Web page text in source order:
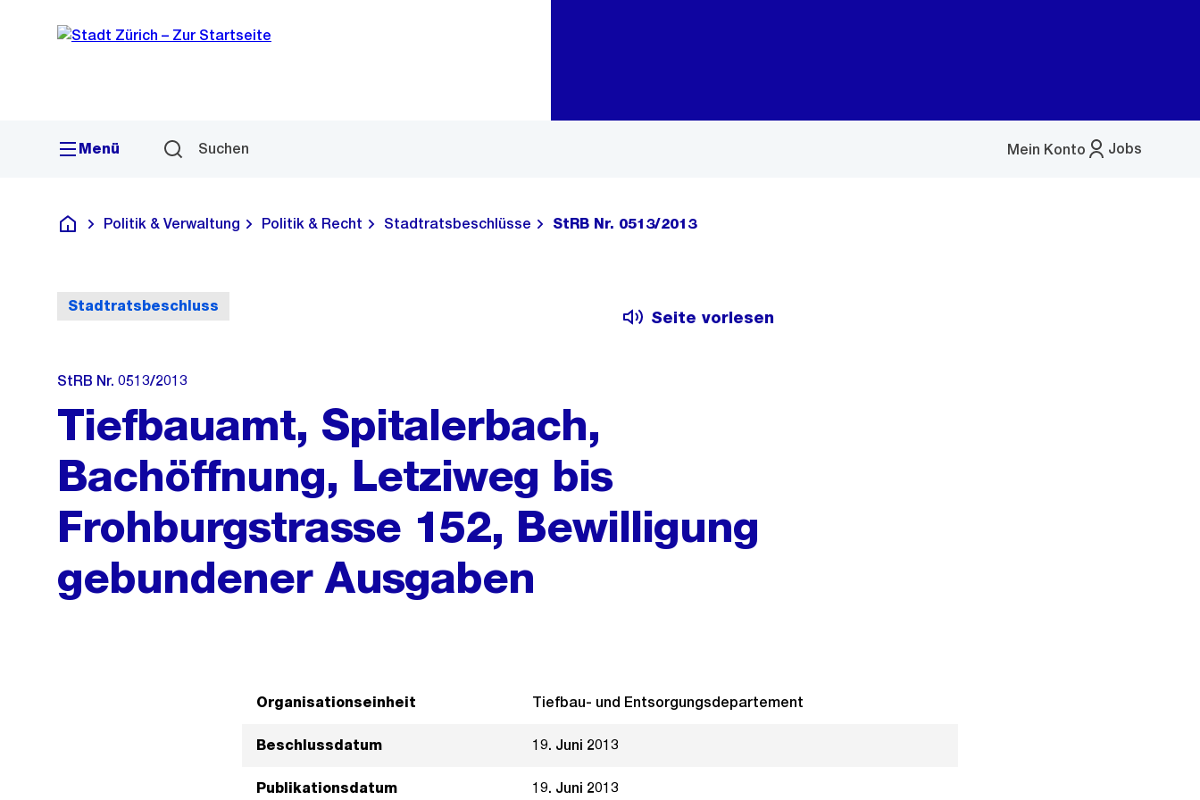
Navigation
Sprunglink
Menü Suchen Jobs
Mein Konto
Menü
Deutsch
Politik & Verwaltung Politik & Recht Stadtratsbeschlüsse StRB Nr. 0513/2013
Stadtratsbeschluss
Seite vorlesen
StRB Nr. 0513/2013
Tiefbauamt, Spitalerbach,
Bachöffnung, Letziweg bis
Frohburgstrasse 152, Bewilligung
gebundener Ausgaben
Organisationseinheit Tiefbau- und Entsorgungsdepartement
Beschlussdatum 19. Juni 2013
Publikationsdatum 19. Juni 2013